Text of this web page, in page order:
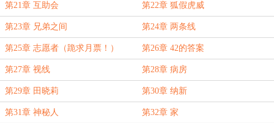
第21章 互助会 第22章 狐假虎威
第23章 兄弟之间 第24章 两条线
第25章 志愿者（跪求月票！） 第26章 42的答案
第27章 视线 第28章 病房
第29章 田晓莉 第30章 纳新
第31章 神秘人 第32章 家